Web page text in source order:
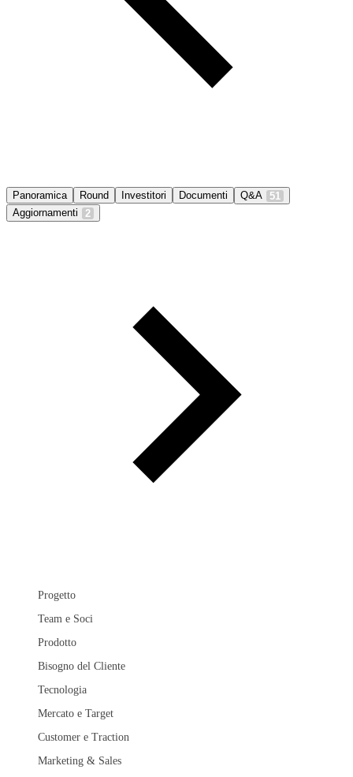
Panoramica Round Investitori Documenti Q&A
51
Aggiornamenti
2
Progetto
Team e Soci
Prodotto
Bisogno del Cliente
Tecnologia
Mercato e Target
Customer e Traction
Marketing & Sales